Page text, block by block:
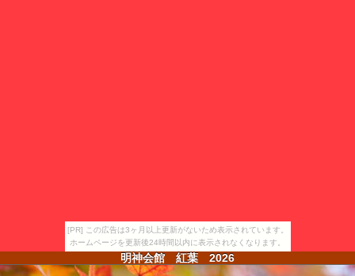
[PR] この広告は3ヶ月以上更新がないため表示されています。
ホームページを更新後24時間以内に表示されなくなります。
明神会館 紅葉 2026